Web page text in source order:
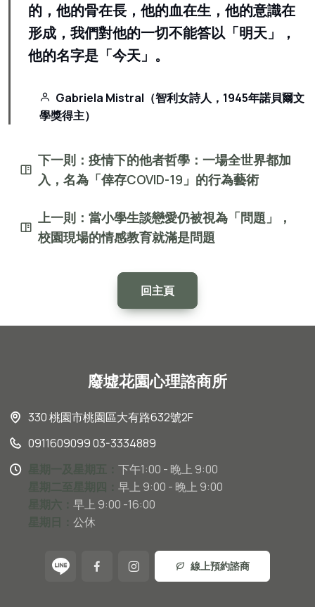
的，他的骨在長，他的血在生，他的意識在
形成，我們對他的一切不能答以「明天」，
他的名字是「今天」。
Gabriela Mistral（智利女詩人，1945年諾貝爾文
學獎得主）
下一則：疫情下的他者哲學：一場全世界都加
入，名為「倖存COVID-19」的行為藝術
上一則：當小學生談戀愛仍被視為「問題」，
校園現場的情感教育就滿是問題
回主頁
廢墟花園心理諮商所
330 桃園市桃園區大有路632號2F
0911609099 03-3334889
下午1:00 - 晚上 9:00
早上 9:00 - 晚上 9:00
早上 9:00 -16:00
公休
線上預約諮商